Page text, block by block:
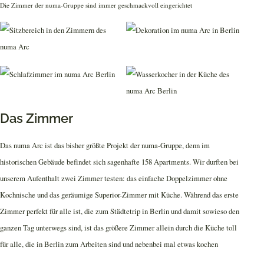
Die Zimmer der numa-Gruppe sind immer geschmackvoll eingerichtet
Das Zimmer
Das numa Arc ist das bisher größte Projekt der numa-Gruppe, denn im
historischen Gebäude befindet sich sagenhafte 158 Apartments. Wir durften bei
unserem Aufenthalt zwei Zimmer testen: das einfache Doppelzimmer ohne
Kochnische und das geräumige Superior-Zimmer mit Küche. Während das erste
Zimmer perfekt für alle ist, die zum Städtetrip in Berlin und damit sowieso den
ganzen Tag unterwegs sind, ist das größere Zimmer allein durch die Küche toll
für alle, die in Berlin zum Arbeiten sind und nebenbei mal etwas kochen